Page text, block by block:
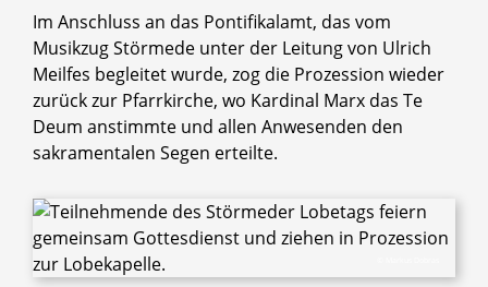
Im Anschluss an das Pontifikalamt, das vom
Musikzug Störmede unter der Leitung von Ulrich
Meilfes begleitet wurde, zog die Prozession wieder
zurück zur Pfarrkirche, wo Kardinal Marx das Te
Deum anstimmte und allen Anwesenden den
sakramentalen Segen erteilte.